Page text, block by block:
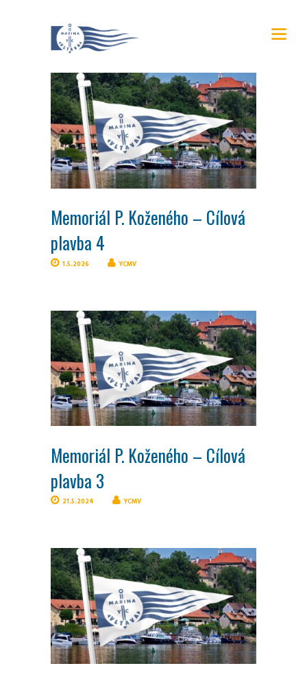
Memoriál P. Koženého – Cílová
plavba 4
1.5.2026 YCMV
Memoriál P. Koženého – Cílová
plavba 3
21.5.2024 YCMV